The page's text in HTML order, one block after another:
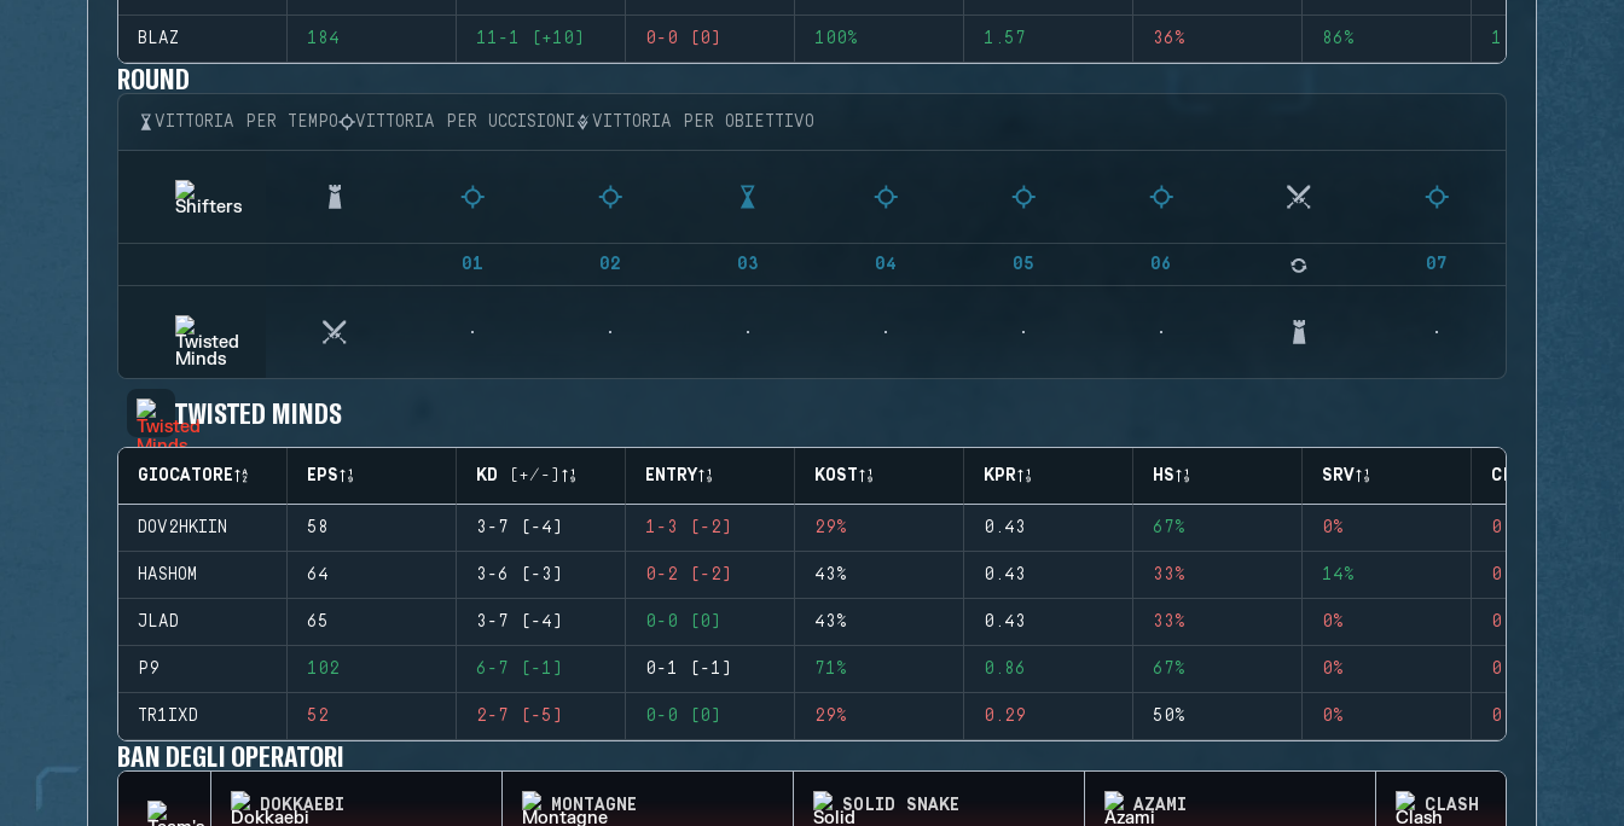
BLAZ 184 11-1 (+10) 0-0 (0) 100% 1.57 36% 86% 1
ROUND
VITTORIA PER TEMPO VITTORIA PER UCCISIONI VITTORIA PER OBIETTIVO
01 02 03 04 05 06 07
TWISTED MINDS
GIOCATORE EPS KD (+/-) ENTRY KOST KPR HS SRV CLUTCHES
DOV2HKIIN 58 3-7 (-4) 1-3 (-2) 29% 0.43 67% 0% 0
HASHOM 64 3-6 (-3) 0-2 (-2) 43% 0.43 33% 14% 0
JLAD 65 3-7 (-4) 0-0 (0) 43% 0.43 33% 0% 0
P9 102 6-7 (-1) 0-1 (-1) 71% 0.86 67% 0% 0
TR1IXD 52 2-7 (-5) 0-0 (0) 29% 0.29 50% 0% 0
BAN DEGLI OPERATORI
DOKKAEBI MONTAGNE SOLID SNAKE AZAMI CLASH